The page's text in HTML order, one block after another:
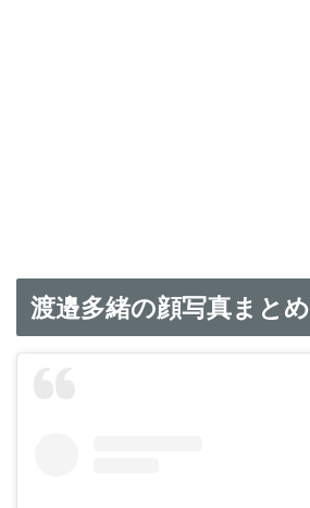
渡邉多緒の顔写真まとめ